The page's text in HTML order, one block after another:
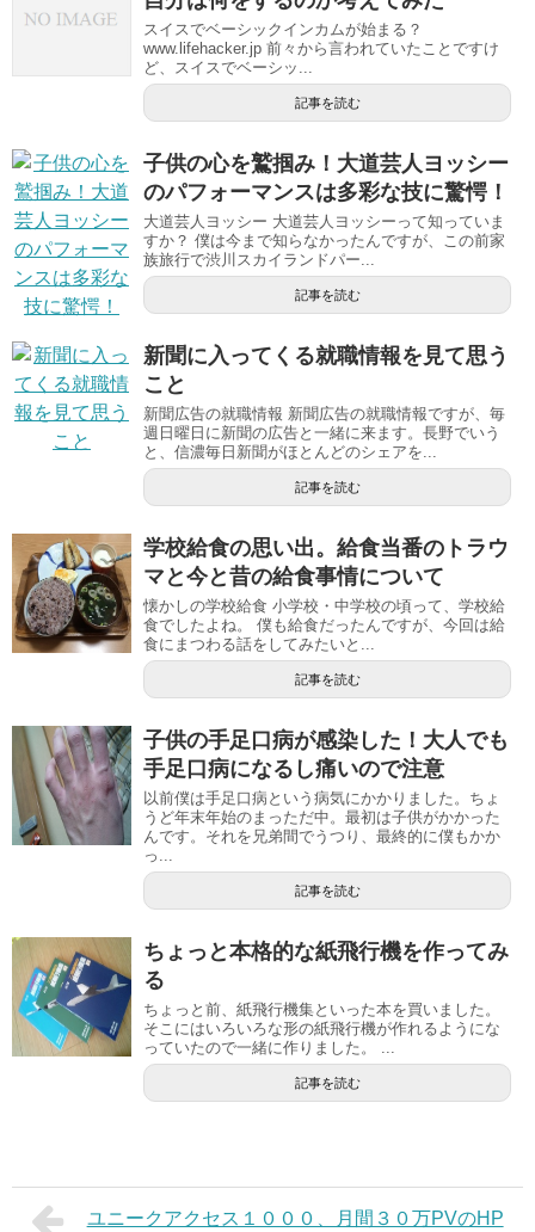
スイスでベーシックインカムが始まる？
www.lifehacker.jp 前々から言われていたことですけ
ど、スイスでベーシッ...
記事を読む
子供の心を鷲掴み！大道芸人ヨッシー
のパフォーマンスは多彩な技に驚愕！
大道芸人ヨッシー 大道芸人ヨッシーって知っていま
すか？ 僕は今まで知らなかったんですが、この前家
族旅行で渋川スカイランドパー...
記事を読む
新聞に入ってくる就職情報を見て思う
こと
新聞広告の就職情報 新聞広告の就職情報ですが、毎
週日曜日に新聞の広告と一緒に来ます。長野でいう
と、信濃毎日新聞がほとんどのシェアを...
記事を読む
学校給食の思い出。給食当番のトラウ
マと今と昔の給食事情について
懐かしの学校給食 小学校・中学校の頃って、学校給
食でしたよね。 僕も給食だったんですが、今回は給
食にまつわる話をしてみたいと...
記事を読む
子供の手足口病が感染した！大人でも
手足口病になるし痛いので注意
以前僕は手足口病という病気にかかりました。ちょ
うど年末年始のまっただ中。最初は子供がかかった
んです。それを兄弟間でうつり、最終的に僕もかか
っ...
記事を読む
ちょっと本格的な紙飛行機を作ってみ
る
ちょっと前、紙飛行機集といった本を買いました。
そこにはいろいろな形の紙飛行機が作れるようにな
っていたので一緒に作りました。 ...
記事を読む
ユニークアクセス１０００、月間３０万PVのHP